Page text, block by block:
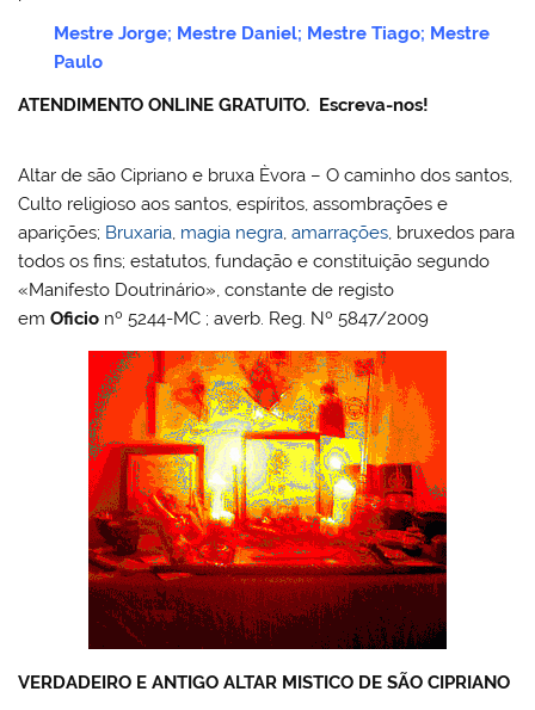
Mestre Jorge; Mestre Daniel; Mestre Tiago; Mestre
Paulo
ATENDIMENTO ONLINE GRATUITO. Escreva-nos!
Altar de são Cipriano e bruxa Èvora – O caminho dos santos,
Culto religioso aos santos, espíritos, assombrações e
aparições; Bruxaria, magia negra,amarrações, bruxedos para
todos os fins; estatutos, fundação e constituição segundo
«Manifesto Doutrinário», constante de registo
emOficio nº 5244-MC ; averb. Reg. Nº 5847/2009
VERDADEIRO E ANTIGO ALTAR MISTICO DE SÃO CIPRIANO